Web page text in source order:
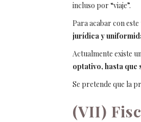
incluso por “viaje”.
Para acabar con
jurídica y
Actualmente existe
optativo, hasta que
Se pretende que la
(VII)